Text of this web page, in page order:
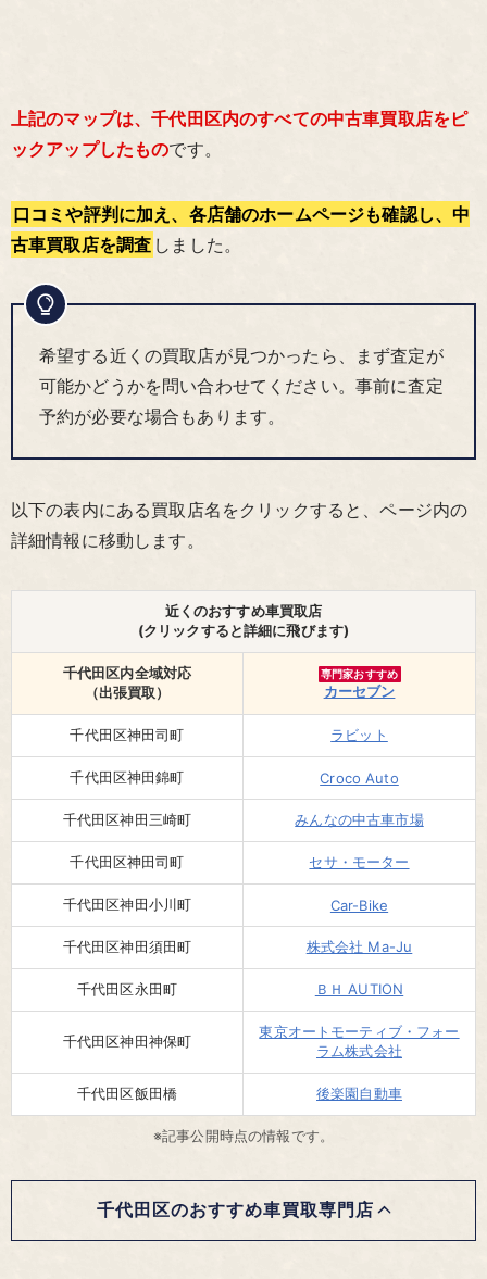
上記のマップは、千代田区内のすべての中古車買取店をピ
ックアップしたものです。
口コミや評判に加え、各店舗のホームページも確認し、中
古車買取店を調査 しました。
希望する近くの買取店が見つかったら、まず査定が
可能かどうかを問い合わせてください。事前に査定
予約が必要な場合もあります。
以下の表内にある買取店名をクリックすると、ページ内の
詳細情報に移動します。
近くのおすすめ車買取店
(クリックすると詳細に飛びます)
千代田区内全域対応
（出張買取）
専門家おすすめ
カーセブン
千代田区神田司町 ラビット
千代田区神田錦町 Croco Auto
千代田区神田三崎町 みんなの中古車市場
千代田区神田司町 セサ・モーター
千代田区神田小川町 Car-Bike
千代田区神田須田町 株式会社 Ma-Ju
千代田区永田町 ＢＨ AUTION
千代田区神田神保町
東京オートモーティブ・フォー
ラム株式会社
千代田区飯田橋 後楽園自動車
※記事公開時点の情報です。
千代田区のおすすめ車買取専門店